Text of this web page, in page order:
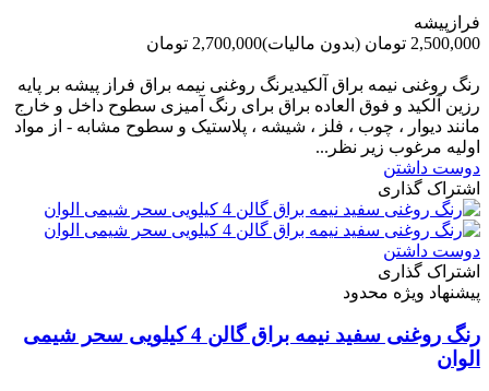
فرازپیشه
2,500,000 تومان
(بدون مالیات)2,700,000 تومان
رنگ روغنی نیمه براق آلکیدیرنگ روغنی نیمه براق فراز پیشه بر پایه
رزین آلکید و فوق العاده براق برای رنگ آمیزی سطوح داخل و خارج
مانند دیوار ، چوب ، فلز ، شیشه ، پلاستیک و سطوح مشابه - از مواد
اولیه مرغوب زیر نظر...
دوست داشتن
اشتراک گذاری
دوست داشتن
اشتراک گذاری
پیشنهاد ویژه محدود
رنگ روغنی سفید نیمه براق گالن 4 کیلویی سحر شیمی
الوان